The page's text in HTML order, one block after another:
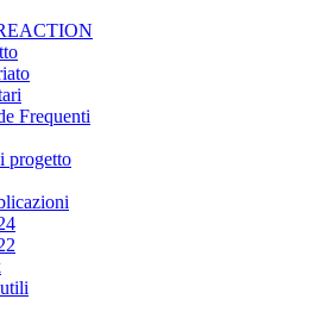
Frequenti
progetto